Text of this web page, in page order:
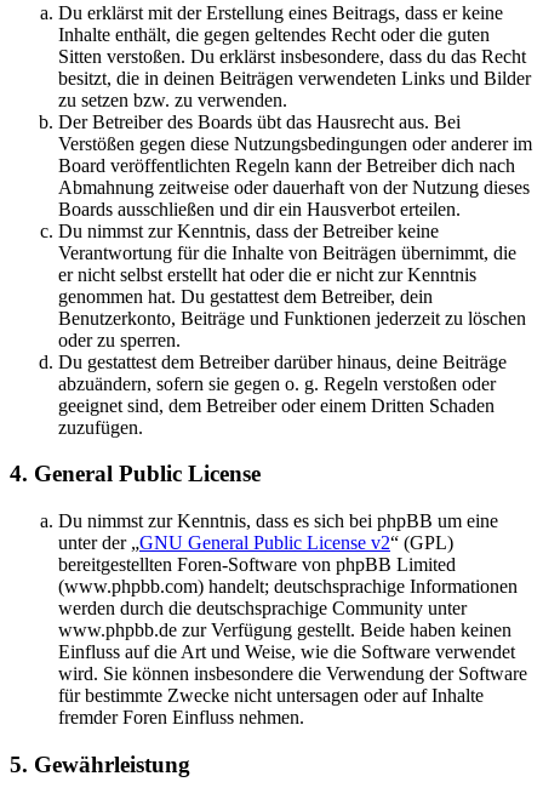
Du erklärst mit der Erstellung eines Beitrags, dass er keine
Inhalte enthält, die gegen geltendes Recht oder die guten
Sitten verstoßen. Du erklärst insbesondere, dass du das Recht
besitzt, die in deinen Beiträgen verwendeten Links und Bilder
zu setzen bzw. zu verwenden.
Der Betreiber des Boards übt das Hausrecht aus. Bei
Verstößen gegen diese Nutzungsbedingungen oder anderer im
Board veröffentlichten Regeln kann der Betreiber dich nach
Abmahnung zeitweise oder dauerhaft von der Nutzung dieses
Boards ausschließen und dir ein Hausverbot erteilen.
Du nimmst zur Kenntnis, dass der Betreiber keine
Verantwortung für die Inhalte von Beiträgen übernimmt, die
er nicht selbst erstellt hat oder die er nicht zur Kenntnis
genommen hat. Du gestattest dem Betreiber, dein
Benutzerkonto, Beiträge und Funktionen jederzeit zu löschen
oder zu sperren.
Du gestattest dem Betreiber darüber hinaus, deine Beiträge
abzuändern, sofern sie gegen o. g. Regeln verstoßen oder
geeignet sind, dem Betreiber oder einem Dritten Schaden
zuzufügen.
4. General Public License
Du nimmst zur Kenntnis, dass es sich bei phpBB um eine
unter der „GNU General Public License v2“ (GPL)
bereitgestellten Foren-Software von phpBB Limited
(www.phpbb.com) handelt; deutschsprachige Informationen
werden durch die deutschsprachige Community unter
www.phpbb.de zur Verfügung gestellt. Beide haben keinen
Einfluss auf die Art und Weise, wie die Software verwendet
wird. Sie können insbesondere die Verwendung der Software
für bestimmte Zwecke nicht untersagen oder auf Inhalte
fremder Foren Einfluss nehmen.
5. Gewährleistung